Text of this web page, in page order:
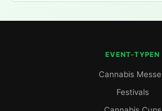
EVENT-TYPEN
Cannabis
Festivals